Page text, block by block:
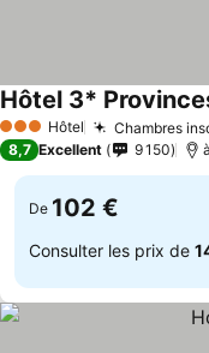
3 ÉtoilesHôtel Chambres
Hôtel 3*
8,7 Excellent 9 150
De 102 €
Consulter les prix de